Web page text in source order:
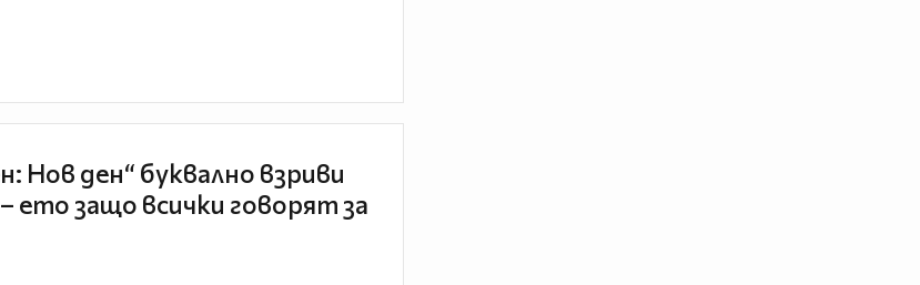
Нов ден“ буквално взриви
ето защо всички говорят за